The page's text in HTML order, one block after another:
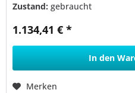
Zustand:gebraucht
1.134,41 € *
In den
Merken